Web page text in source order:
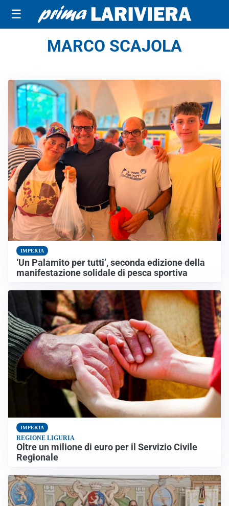
☰
MARCO SCAJOLA
IMPERIA
‘Un Palamito per tutti’, seconda edizione della
manifestazione solidale di pesca sportiva
IMPERIA
REGIONE LIGURIA
Oltre un milione di euro per il Servizio Civile
Regionale